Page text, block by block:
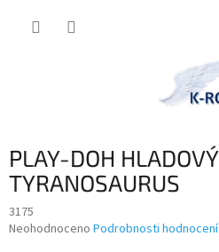
PLAY-DOH HLADOVÝ
TYRANOSAURUS
3175
Průměrné
Neohodnoceno Podrobnosti hodnocení